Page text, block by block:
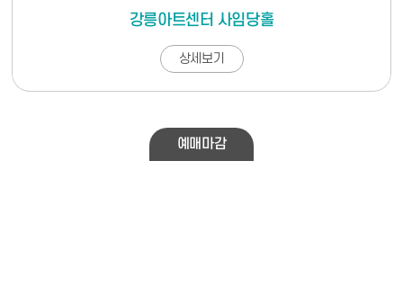
강릉아트센터 사임당홀
상세보기
예매마감